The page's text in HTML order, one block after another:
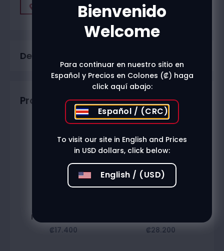
Find A Store
Description
Productos relacionados
Fundador Brandy
₡17.400 ₡28.200
Bienvenido
Welcome
Para continuar en nuestro sitio en
Español y Precios en Colones (₡) haga
click aquí abajo:
Español / (CRC)
To visit our site in English and Prices
in USD dollars, click below:
English / (USD)